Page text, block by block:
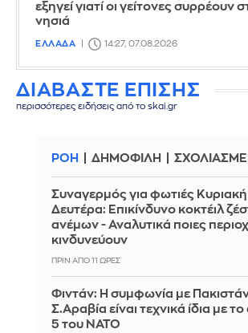
εξηγεί γιατί οι γείτονες συρρέουν
νησιά
ΕΛΛΑΔΑ 14:27, 07.08.2026
ΔΙΑΒΑΣΤΕ ΕΠΙΣΗΣ
περισσότερες ειδήσεις από το skai.gr
ΡΟΗ ΔΗΜΟΦΙΛΗ
Συναγερμός για φωτιές Κυριακή
Δευτέρα: Επικίνδυνο κοκτέιλ
ανέμων - Αναλυτικά ποιες
κινδυνεύουν
ΠΡΙΝ ΑΠΌ 11 ΏΡΕΣ
Φιντάν: Η συμφωνία με Πακιστάν
Σ.Αραβία είναι τεχνικά ίδια με
5 του ΝΑΤΟ